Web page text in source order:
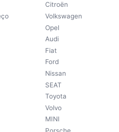
Citroën
Volkswagen
Opel
Audi
Fiat
Ford
Nissan
SEAT
Toyota
Volvo
MINI